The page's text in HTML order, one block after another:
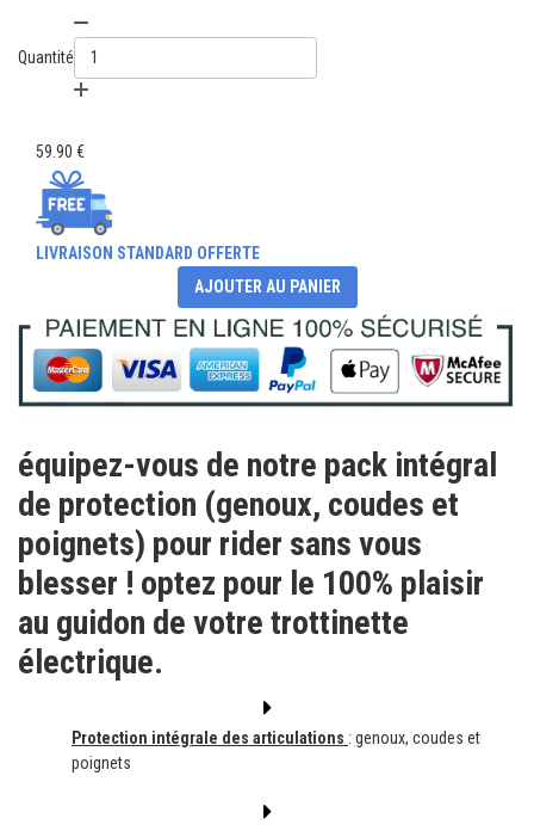
Quantité
59.90 €
LIVRAISON STANDARD OFFERTE
AJOUTER AU PANIER
équipez-vous de notre pack intégral
de protection (genoux, coudes et
poignets) pour rider sans vous
blesser ! optez pour le 100% plaisir
au guidon de votre trottinette
électrique.
Protection intégrale des articulations : genoux, coudes et
poignets